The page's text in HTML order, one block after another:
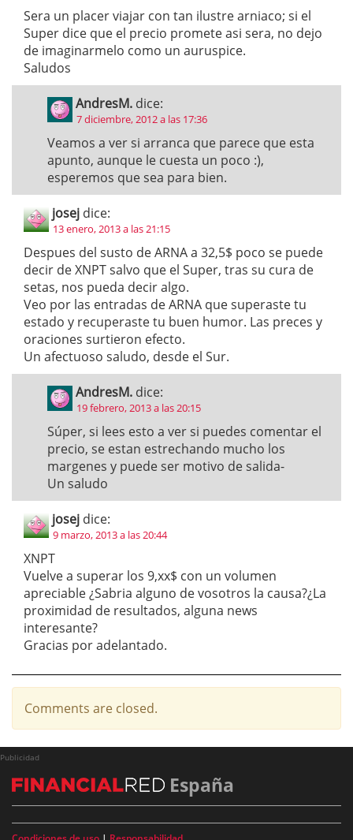
Sera un placer viajar con tan ilustre arniaco; si el
Super dice que el precio promete asi sera, no dejo
de imaginarmelo como un auruspice.
Saludos
AndresM. dice:
7 diciembre, 2012 a las 17:36
Veamos a ver si arranca que parece que esta
apunto, aunque le cuesta un poco :),
esperemos que sea para bien.
josej dice:
13 enero, 2013 a las 21:15
Despues del susto de ARNA a 32,5$ poco se puede
decir de XNPT salvo que el Super, tras su cura de
setas, nos pueda decir algo.
Veo por las entradas de ARNA que superaste tu
estado y recuperaste tu buen humor. Las preces y
oraciones surtieron efecto.
Un afectuoso saludo, desde el Sur.
AndresM. dice:
19 febrero, 2013 a las 20:15
Súper, si lees esto a ver si puedes comentar el
precio, se estan estrechando mucho los
margenes y puede ser motivo de salida-
Un saludo
josej dice:
9 marzo, 2013 a las 20:44
XNPT
Vuelve a superar los 9,xx$ con un volumen
apreciable ¿Sabria alguno de vosotros la causa?¿La
proximidad de resultados, alguna news
interesante?
Gracias por adelantado.
Comments are closed.
Publicidad
España